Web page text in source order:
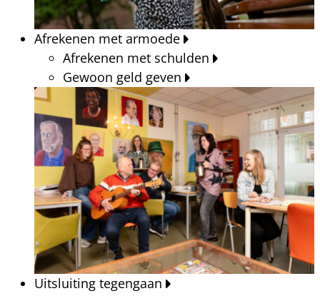
Afrekenen met armoede
Afrekenen met schulden
Gewoon geld geven
Uitsluiting tegengaan